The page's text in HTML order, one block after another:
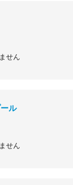
せん
ル
せん